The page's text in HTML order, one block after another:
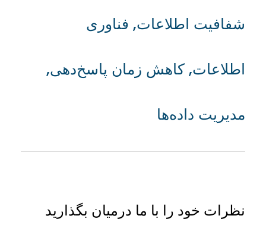
شفافیت اطلاعات, فناوری
اطلاعات, کاهش زمان پاسخ‌دهی,
مدیریت داده‌ها
نظرات خود را با ما درمیان بگذارید